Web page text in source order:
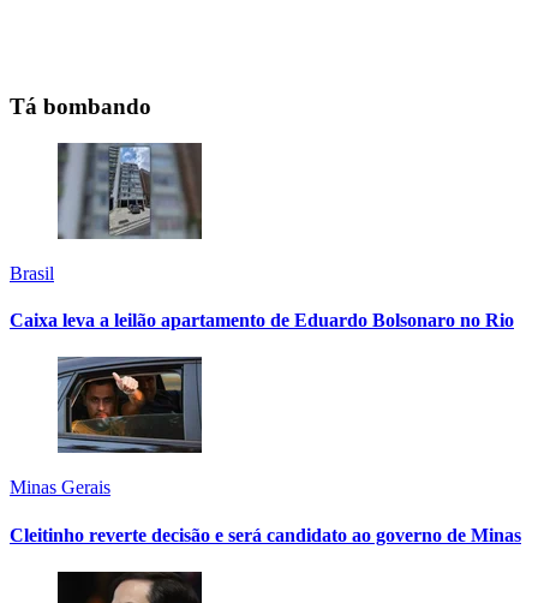
Tá bombando
Brasil
Caixa leva a leilão apartamento de Eduardo Bolsonaro no Rio
Minas Gerais
Cleitinho reverte decisão e será candidato ao governo de Minas